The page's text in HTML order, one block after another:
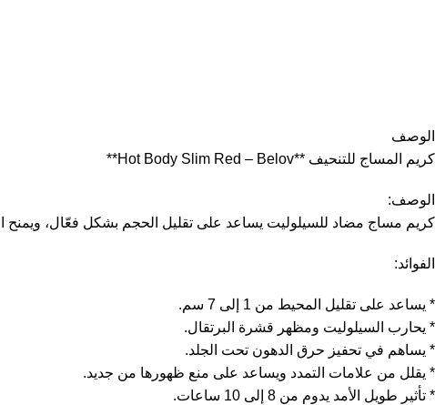
الوصف
كريم المساج للتنحيف **Hot Body Slim Red – Belov**
الوصف:
كريم مساج مضاد للسيلوليت يساعد على تقليل الحجم بشكل فعّال، ويمنح
الفوائد:
* يساعد على تقليل المحيط من 1 إلى 7 سم.
* يحارب السيلوليت ومظهر قشرة البرتقال.
* يساهم في تحفيز حرق الدهون تحت الجلد.
* يقلل من علامات التمدد ويساعد على منع ظهورها من جديد.
* تأثير طويل الأمد يدوم من 8 إلى 10 ساعات.